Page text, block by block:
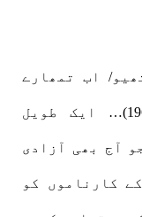
اب تمھارے
حوالے وطن ساتھیو‘ (حقیقت-1964)… ایک طویل
آج بھی آزادی
کارناموں کو